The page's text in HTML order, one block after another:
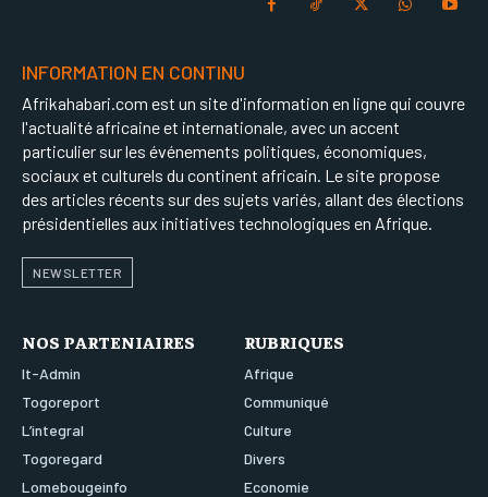
INFORMATION EN CONTINU
Afrikahabari.com est un site d'information en ligne qui couvre
l'actualité africaine et internationale, avec un accent
particulier sur les événements politiques, économiques,
sociaux et culturels du continent africain. Le site propose
des articles récents sur des sujets variés, allant des élections
présidentielles aux initiatives technologiques en Afrique.
NEWSLETTER
NOS PARTENIAIRES
It-Admin
Togoreport
L’integral
Togoregard
Lomebougeinfo
RUBRIQUES
Afrique
Communiqué
Culture
Divers
Economie